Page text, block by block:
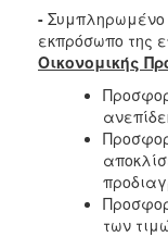
- Συμπληρωμένο
εκπρόσωπο της
Οικονομικής
των